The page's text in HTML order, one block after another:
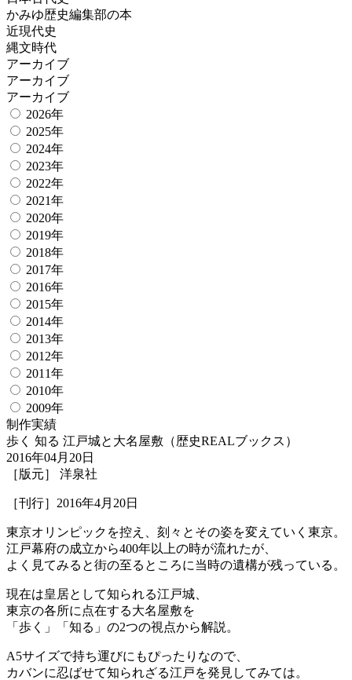
かみゆ歴史編集部の本
近現代史
縄文時代
アーカイブ
アーカイブ
アーカイブ
2026年
2025年
2024年
2023年
2022年
2021年
2020年
2019年
2018年
2017年
2016年
2015年
2014年
2013年
2012年
2011年
2010年
2009年
制作実績
歩く 知る 江戸城と大名屋敷（歴史REALブックス）
2016年04月20日
［版元］ 洋泉社
［刊行］2016年4月20日
東京オリンピックを控え、刻々とその姿を変えていく東京。
江戸幕府の成立から400年以上の時が流れたが、
よく見てみると街の至るところに当時の遺構が残っている。
現在は皇居として知られる江戸城、
東京の各所に点在する大名屋敷を
「歩く」「知る」の2つの視点から解説。
A5サイズで持ち運びにもぴったりなので、
カバンに忍ばせて知られざる江戸を発見してみては。